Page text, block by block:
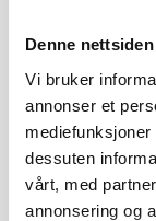
Denne
Vi bruker
annonser et
dessuten
vårt, med
annonsering og